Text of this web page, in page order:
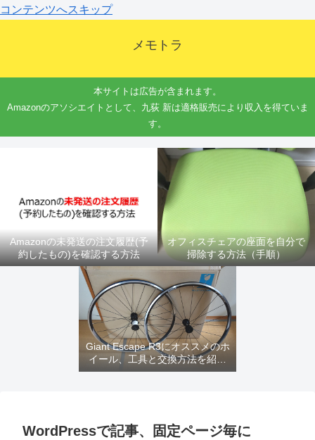
コンテンツへスキップ
メモトラ
本サイトは広告が含まれます。
Amazonのアソシエイトとして、九荻 新は適格販売により収入を得ていま
す。
Amazonの未発送の注文履歴(予
約したもの)を確認する方法
オフィスチェアの座面を自分で
掃除する方法（手順）
Giant Escape R3にオススメのホ
イール、工具と交換方法を紹介
するよ
WordPressで記事、固定ページ毎に